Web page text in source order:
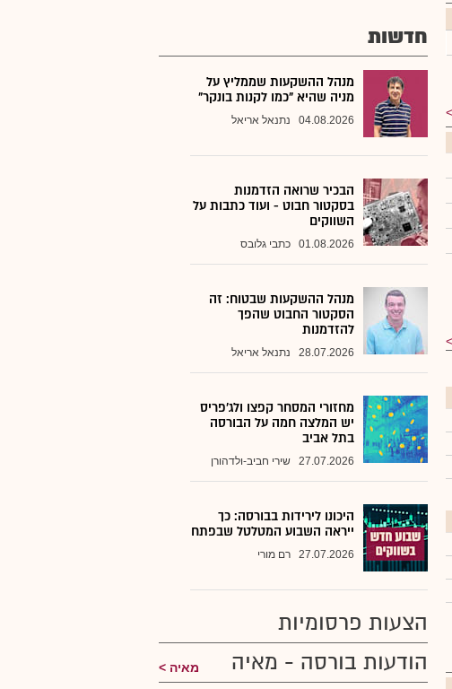
חדשות
מנהל ההשקעות שממליץ על
מניה שהיא "כמו לקנות בונקר"
04.08.2026 נתנאל אריאל
הבכיר שרואה הזדמנות
בסקטור חבוט - ועוד כתבות על
השווקים
01.08.2026 כתבי גלובס
מנהל ההשקעות שבטוח: זה
הסקטור החבוט שהפך
להזדמנות
28.07.2026 נתנאל אריאל
מחזורי המסחר קפצו ולג'פריס
יש המלצה חמה על הבורסה
בתל אביב
27.07.2026 שירי חביב-ולדהורן
היכונו לירידות בבורסה: כך
ייראה השבוע המטלטל שבפתח
27.07.2026 רם מורי
הצעות פרסומיות
הודעות בורסה - מאיה
מאיה